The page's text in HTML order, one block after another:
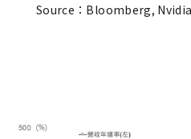
Source：Bloomberg,